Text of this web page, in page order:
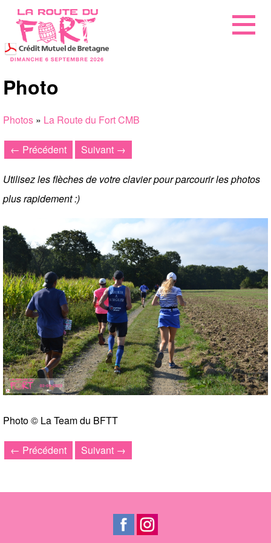
Photo
Photos » La Route du Fort CMB
← Précédent Suivant →
Utilisez les flèches de votre clavier pour parcourir les photos
plus rapidement :)
Photo © La Team du BFTT
← Précédent Suivant →